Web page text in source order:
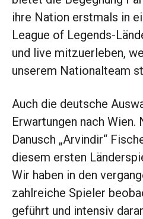
ihre Nation erstmals in
League of Legends-
und live mitzuerleben,
unserem Nationalteam
Auch die deutsche
Erwartungen nach Wien.
Danusch „Arvindir“
diesem ersten
Wir haben in den
zahlreiche Spieler
geführt und intensiv